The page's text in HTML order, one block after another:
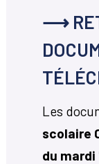
⟶
Les
scolaire
du mardi